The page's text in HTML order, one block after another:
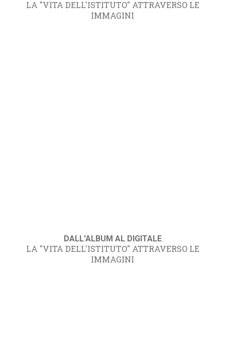
LA "VITA DELL'ISTITUTO" ATTRAVERSO LE
IMMAGINI
DALL'ALBUM AL DIGITALE
LA "VITA DELL'ISTITUTO" ATTRAVERSO LE
IMMAGINI